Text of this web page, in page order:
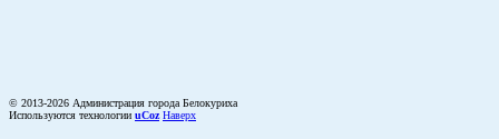
© 2013-2026 Администрация города Белокуриха
Используются технологии uCoz Наверх